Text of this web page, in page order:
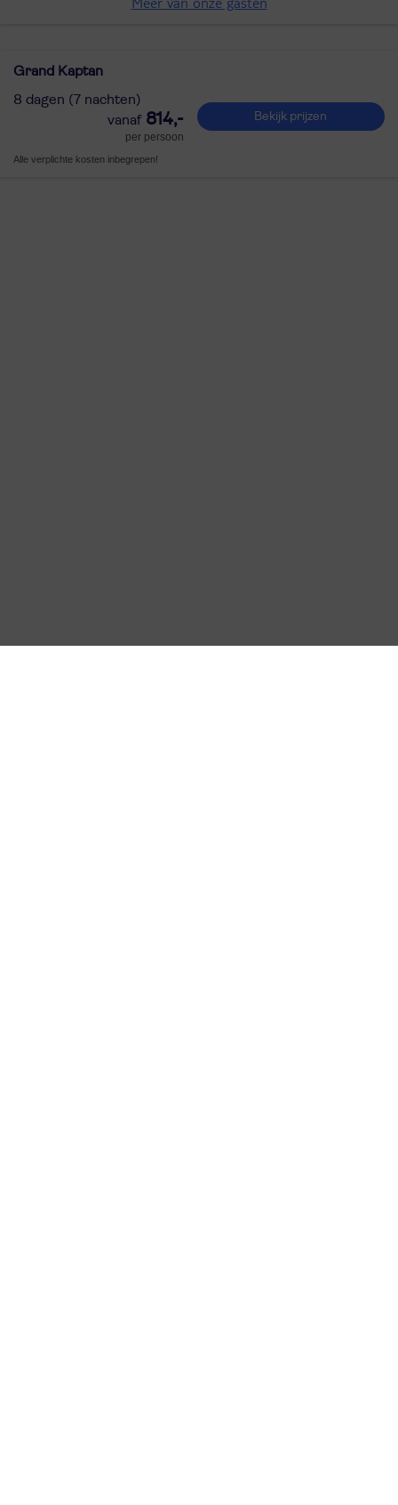
Grand Kaptan
8 dagen (7 nachten)
814,-
per persoon
Bekijk prijzen
Alle verplichte kosten inbegrepen!